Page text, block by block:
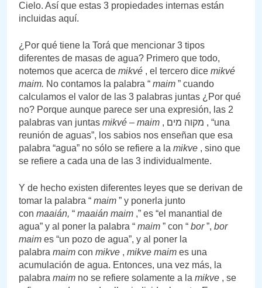
Cielo. Así que estas 3 propiedades internas están
incluidas aquí.
¿Por qué tiene la Torá que mencionar 3 tipos
diferentes de masas de agua? Primero que todo,
notemos que acerca de mikvé , el tercero dice mikvé
maim. No contamos la palabra “ maim ” cuando
calculamos el valor de las 3 palabras juntas ¿Por qué
no? Porque aunque parece ser una expresión, las 2
palabras van juntas mikvé – maim , מקוה מים , “una
reunión de aguas”, los sabios nos enseñan que esa
palabra “agua” no sólo se refiere a la mikve , sino que
se refiere a cada una de las 3 individualmente.
Y de hecho existen diferentes leyes que se derivan de
tomar la palabra “ maim ” y ponerla junto
con maaián, “ maaián maim ,” es “el manantial de
agua” y al poner la palabra “ maim ” con “ bor”, bor
maim es “un pozo de agua”, y al poner la
palabra maim con mikve , mikve maim es una
acumulación de agua. Entonces, una vez más, la
palabra maim no se refiere solamente a la mikve , se